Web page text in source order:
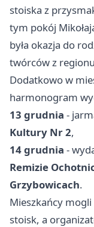
stoiska z
tym pokój
była okazja do
twórców z
Dodatkowo w
harmonogram
13 grudnia -
Kultury Nr 2,
14 grudnia -
Remizie
Grzybowicach.
Mieszkańcy
stoisk, a